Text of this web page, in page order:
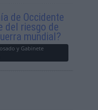
de Occidente
del riesgo de
mundial?
y Gabinete